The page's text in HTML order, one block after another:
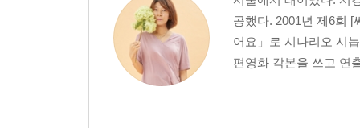
공했다. 2001년 제6회
어요」로 시나리오 시
편영화 각본을 쓰고 연